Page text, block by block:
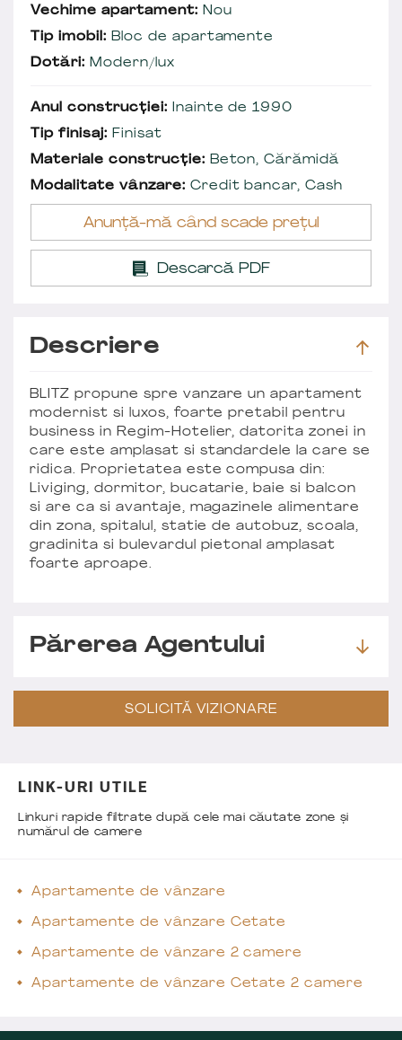
Vechime apartament: Nou
Tip imobil: Bloc de apartamente
Dotări: Modern/lux
Anul construcției: Inainte de 1990
Tip finisaj: Finisat
Materiale construcție: Beton, Cărămidă
Modalitate vânzare: Credit bancar, Cash
Anunță-mă când scade prețul
Descarcă PDF
Descriere
BLITZ propune spre vanzare un apartament
modernist si luxos, foarte pretabil pentru
business in Regim-Hotelier, datorita zonei in
care este amplasat si standardele la care se
ridica. Proprietatea este compusa din:
Liviging, dormitor, bucatarie, baie si balcon
si are ca si avantaje, magazinele alimentare
din zona, spitalul, statie de autobuz, scoala,
gradinita si bulevardul pietonal amplasat
foarte aproape.
Părerea Agentului
SOLICITĂ VIZIONARE
LINK-URI UTILE
Linkuri rapide filtrate după cele mai căutate zone și
numărul de camere
Apartamente de vânzare
Apartamente de vânzare Cetate
Apartamente de vânzare 2 camere
Apartamente de vânzare Cetate 2 camere